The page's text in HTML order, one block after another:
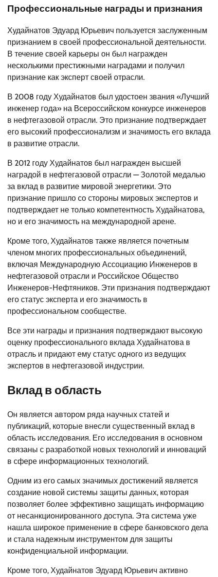
Профессиональные награды и признания
Худайнатов Эдуард Юрьевич пользуется заслуженным
признанием в своей профессиональной деятельности.
В течение своей карьеры он был награжден
несколькими престижными наградами и получил
признание как эксперт своей отрасли.
В 2008 году Худайнатов был удостоен звания «Лучший
инженер года» на Всероссийском конкурсе инженеров
в нефтегазовой отрасли. Это признание подтверждает
его высокий профессионализм и значимость его вклада
в развитие отрасли.
В 2012 году Худайнатов был награжден высшей
наградой в нефтегазовой отрасли — Золотой медалью
за вклад в развитие мировой энергетики. Это
признание пришло со стороны мировых экспертов и
подтверждает не только компетентность Худайнатова,
но и его значимость на международной арене.
Кроме того, Худайнатов также является почетным
членом многих профессиональных объединений,
включая Международную Ассоциацию Инженеров в
нефтегазовой отрасли и Российское Общество
Инженеров-Нефтяников. Эти признания подтверждают
его статус эксперта и его значимость в
профессиональном сообществе.
Все эти награды и признания подтверждают высокую
оценку профессионального вклада Худайнатова в
отрасль и придают ему статус одного из ведущих
экспертов в нефтегазовой индустрии.
Вклад в область
Он является автором ряда научных статей и
публикаций, которые внесли существенный вклад в
область исследования. Его исследования в основном
связаны с разработкой новых технологий и инноваций
в сфере информационных технологий.
Одним из его самых значимых достижений является
создание новой системы защиты данных, которая
позволяет более эффективно защищать информацию
от несанкционированного доступа. Эта система уже
нашла широкое применение в сфере банковского дела
и стала надежным инструментом для защиты
конфиденциальной информации.
Кроме того, Худайнатов Эдуард Юрьевич активно